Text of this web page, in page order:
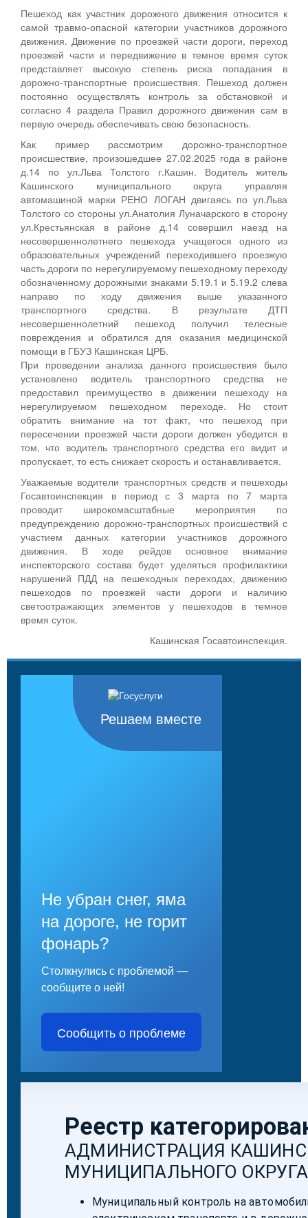
Пешеход как участник дорожного движения относится к
самой травмо-опасной категории участников дорожного
движения. Движение по проезжей части дороги, переход
проезжей части и передвижение в темное время суток
представляет высокую степень риска попадания в
дорожно-транспортные происшествия. Пешеход должен
постоянно осуществлять контроль за обстановкой и
согласно 4 раздела Правил дорожного движения сам в
первую очередь обеспечивать свою безопасность.
Как пример рассмотрим дорожно-транспортное
происшествие, произошедшее 27.02.2025 года в районе
д.14 по ул.Льва Толстого г.Кашин. Водитель житель
Кашинского муниципального округа управляя
автомашиной марки РЕНО ЛОГАН двигаясь по ул.Льва
Толстого со стороны ул.Анатолия Луначарского в сторону
ул.Крестьянская в районе д.14 совершил наезд на
несовершеннолетнего пешехода учащегося одного из
образовательных учреждений переходившего проезжую
часть дороги по нерегулируемому пешеходному переходу
обозначенному дорожными знаками 5.19.1 и 5.19.2 слева
направо по ходу движения выше указанного
транспортного средства. В результате ДТП
несовершеннолетний пешеход получил телесные
повреждения и обратился для оказания медицинской
помощи в ГБУЗ Кашинская ЦРБ.
При проведении анализа данного происшествия было
установлено водитель транспортного средства не
предоставил преимущество в движении пешеходу на
нерегулируемом пешеходном переходе. Но стоит
обратить внимание на тот факт, что пешеход при
пересечении проезжей части дороги должен убедится в
том, что водитель транспортного средства его видит и
пропускает, то есть снижает скорость и останавливается.
Уважаемые водители транспортных средств и пешеходы
Госавтоинспекция в период с 3 марта по 7 марта
проводит широкомасштабные мероприятия по
предупреждению дорожно-транспортных происшествий с
участием данных категории участников дорожного
движения. В ходе рейдов основное внимание
инспекторского состава будет уделяться профилактики
нарушений ПДД на пешеходных переходах, движению
пешеходов по проезжей части дороги и наличию
светоотражающих элементов у пешеходов в темное
время суток.
Кашинская Госавтоинспекция.
Решаем вместе
Не убран снег, яма
на дороге, не горит
фонарь?
Столкнулись с проблемой —
сообщите о ней!
Сообщить о проблеме